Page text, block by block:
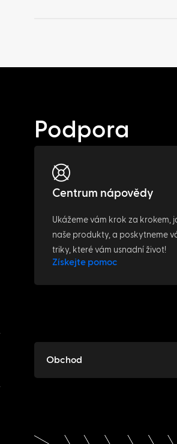
Podpora
Centrum nápovědy
Ukážeme vám krok za krokem,
naše produkty, a poskytneme
triky, které vám usnadní život!
Získejte pomoc
Obchod